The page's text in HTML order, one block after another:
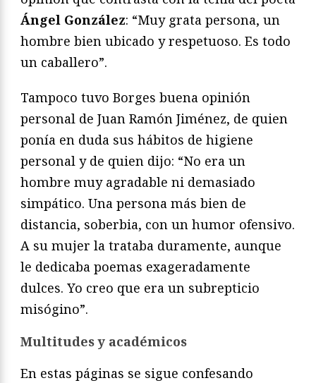
Ángel González: “Muy grata persona, un
hombre bien ubicado y respetuoso. Es todo
un caballero”.
Tampoco tuvo Borges buena opinión
personal de Juan Ramón Jiménez, de quien
ponía en duda sus hábitos de higiene
personal y de quien dijo: “No era un
hombre muy agradable ni demasiado
simpático. Una persona más bien de
distancia, soberbia, con un humor ofensivo.
A su mujer la trataba duramente, aunque
le dedicaba poemas exageradamente
dulces. Yo creo que era un subrepticio
misógino”.
Multitudes y académicos
En estas páginas se sigue confesando